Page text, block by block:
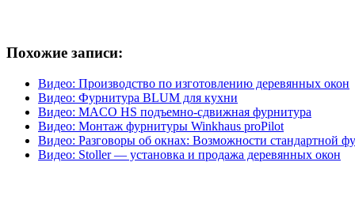
Похожие записи:
Видео: Производство по изготовлению деревянных окон
Видео: Фурнитура BLUM для кухни
Видео: MACO HS подъемно-сдвижная фурнитура
Видео: Монтаж фурнитуры Winkhaus proPilot
Видео: Разговоры об окнах: Возможности стандартной
Видео: Stoller — установка и продажа деревянных окон